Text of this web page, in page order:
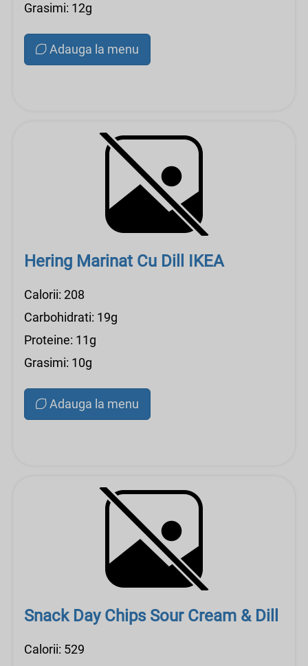
Grasimi: 12g
Adauga la menu
Hering Marinat Cu Dill IKEA
Calorii: 208
Carbohidrati: 19g
Proteine: 11g
Grasimi: 10g
Adauga la menu
Snack Day Chips Sour Cream & Dill
Calorii: 529